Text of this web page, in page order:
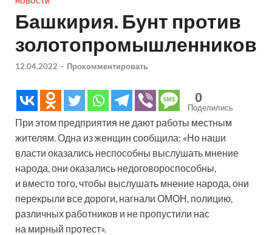
Башкирия. Бунт против
золотопромышленников
12.04.2022 - Прокомментировать
0
Поделились
При этом предприятия не дают работы местным
жителям. Одна из женщин сообщила: «Но наши
власти оказались неспособны выслушать мнение
народа, они оказались недоговороспособны,
и вместо того, чтобы выслушать мнение народа, они
перекрыли все дороги, нагнали ОМОН, полицию,
различных работников и не пропустили нас
на мирный протест».